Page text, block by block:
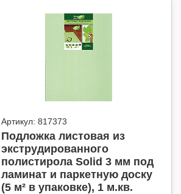
Артикул: 817373
Подложка листовая из
экструдированного
полистирола Solid 3 мм под
ламинат и паркетную доску
(5 м² в упаковке), 1 м.кв.